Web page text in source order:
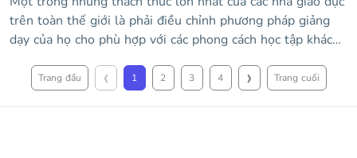
trên toàn thế giới là phải điều chỉnh phương pháp giảng
dạy của họ cho phù hợp với các phong cách học tập khác
lược này khác với chiến lược tiếp theo như thế nào? Với
Trang đầu ‹ 1 2 3 4 › Trang cuối